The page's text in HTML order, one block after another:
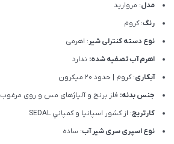
مدل: مروارید
رنگ: کروم
نوع دسته کنترلی شیر: اهرمی
اهرم آب تصفیه شده: ندارد
آبکاری: کروم | حدود 20 میکرون
جنس بدنه: فلز برنج و آلیاژهای مس و روی مرغوب
کارتریج: از كشور اسپانيا و كمپاني SEDAL
نوع اسپری سری شیر آب: ساده